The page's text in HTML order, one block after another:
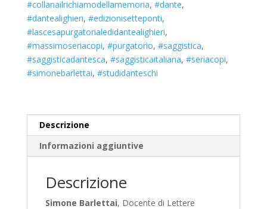
#collanailrichiamodellamemoria, #dante,
#dantealighieri, #edizionisetteponti,
#lascesapurgatorialedidantealighieri,
#massimoseriacopi, #purgatorio, #saggistica,
#saggisticadantesca, #saggisticaitaliana, #seriacopi,
#simonebarlettai, #studidanteschi
Descrizione
Informazioni aggiuntive
Descrizione
Simone Barlettai, Docente di Lettere